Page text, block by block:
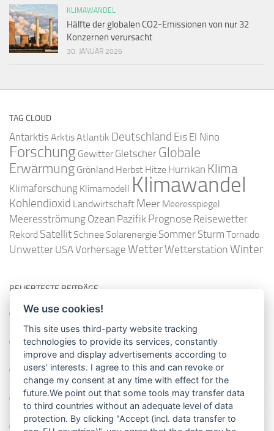
KLIMAWANDEL
Hälfte der globalen CO2-Emissionen von nur 32
Konzernen verursacht
30. JANUAR 2026
TAG CLOUD
Antarktis ArktisAtlantik Deutschland Eis El Nino
Forschung Gewitter Gletscher Globale
Erwärmung Grönland Herbst Hitze Hurrikan Klima
Klimaforschung Klimamodell Klimawandel
Kohlendioxid Landwirtschaft Meer Meeresspiegel
Meeresströmung Ozean Pazifik Prognose Reisewetter
Rekord Satellit Schnee Solarenergie Sommer Sturm Tornado
Unwetter USAVorhersage WetterWetterstationWinter
BELIEBTESTE BEITRÄGE
So misst man die Lufttemperatur richtig
Die richtige Wasserpumpe für den Garten
Das Wetter-Netzwerk WeatherCloud
So stellt man einen Regenmesser korrekt auf
11 Dinge über den Luftdruck, die Sie garantiert noch nicht alle
We use cookies!
This site uses third-party website tracking
technologies to provide its services, constantly
improve and display advertisements according to
users' interests. I agree to this and can revoke or
change my consent at any time with effect for the
future.We point out that some tools may transfer data
to third countries without an adequate level of data
protection. By clicking "Accept (incl. data transfer to